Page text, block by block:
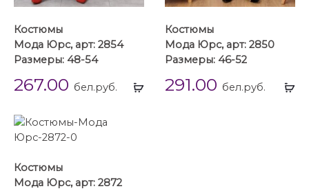
Выбрать
Костюмы
Мода Юрс, арт: 2854
Размеры: 48-54
267.00 бел.руб.
Костюмы
Мода Юрс, арт: 2850
Размеры: 46-52
291.00 бел.руб.
Костюмы
Мода Юрс, арт: 2872